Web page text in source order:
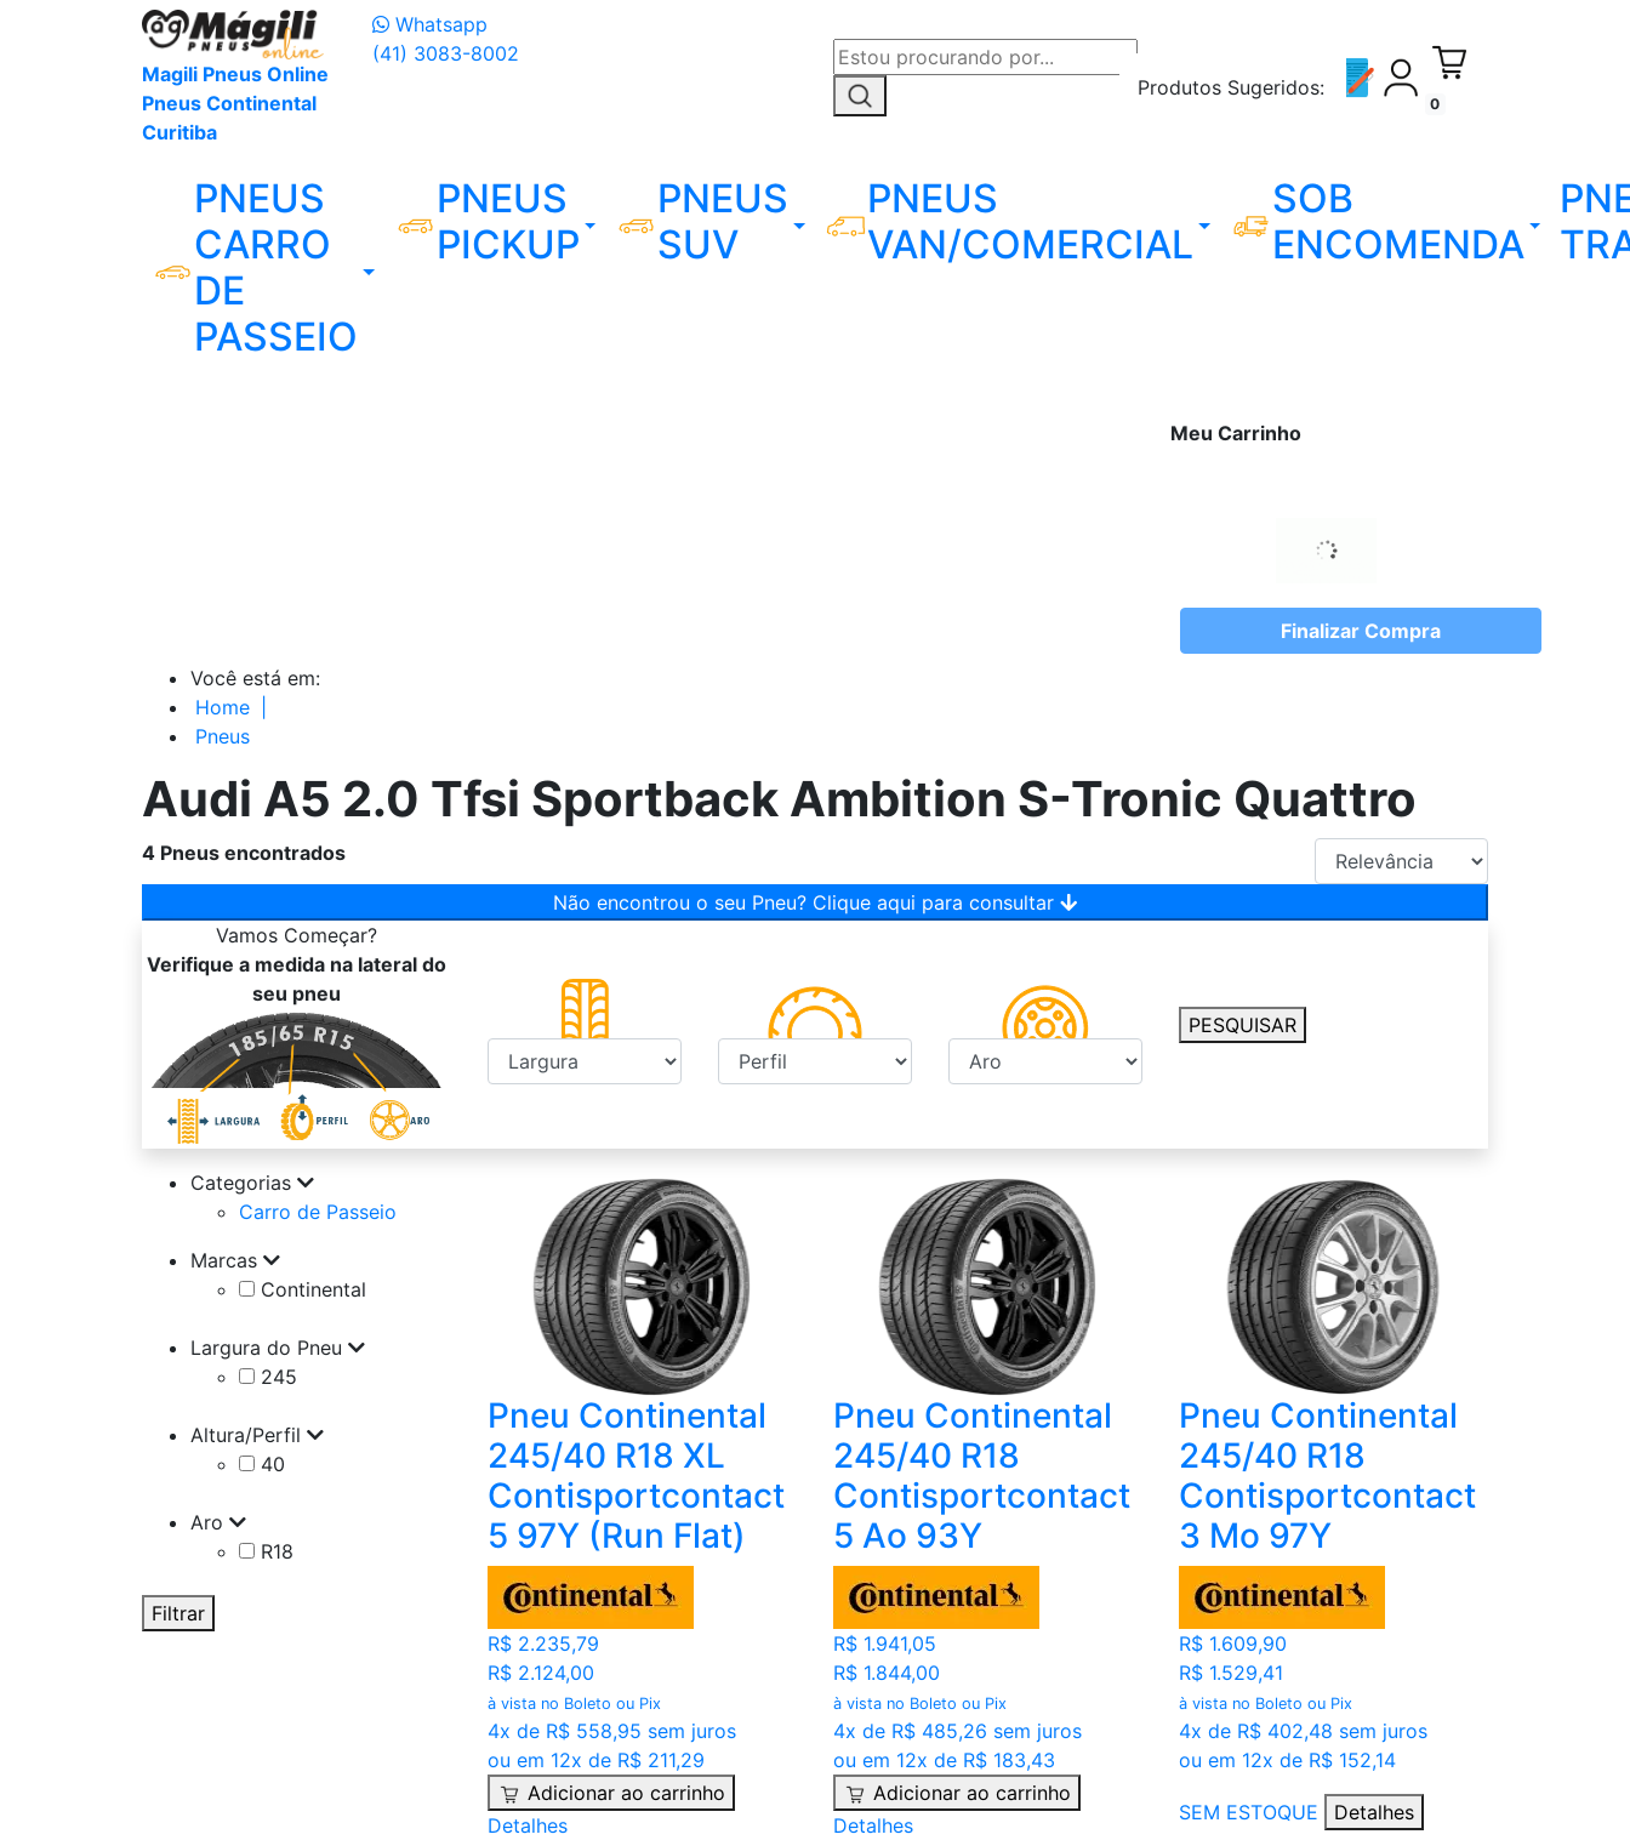
Magili Pneus Online
Pneus Continental
Curitiba
Whatsapp
(41) 3083-8002
Produtos Sugeridos:
0
PNEUS
CARRO
DE
PASSEIO
PNEUS
PICKUP
PNEUS
SUV
PNEUS
VAN/COMERCIAL
SOB
ENCOMENDA
Meu Carrinho
Finalizar Compra
Você está em:
Home
Pneus
Audi A5 2.0 Tfsi Sportback Ambition S-Tronic Quattro
4 Pneus encontrados
Não encontrou o seu Pneu? Clique aqui para consultar
Vamos Começar?
Verifique a medida na lateral do
seu pneu
PESQUISAR
Categorias
Carro de Passeio
Marcas
Continental
Largura do Pneu
245
Altura/Perfil
40
Aro
R18
Filtrar
Pneu Continental
245/40 R18 XL
Contisportcontact
5 97Y (Run Flat)
R$ 2.235,79
R$ 2.124,00
à vista no Boleto ou Pix
4x de R$ 558,95 sem juros
ou em 12x de R$ 211,29
Adicionar ao carrinho
Detalhes
Pneu Continental
245/40 R18
Contisportcontact
5 Ao 93Y
R$ 1.941,05
R$ 1.844,00
à vista no Boleto ou Pix
4x de R$ 485,26 sem juros
ou em 12x de R$ 183,43
Adicionar ao carrinho
Detalhes
Pneu Continental
245/40 R18
Contisportcontact
3 Mo 97Y
R$ 1.609,90
R$ 1.529,41
à vista no Boleto ou Pix
4x de R$ 402,48 sem juros
ou em 12x de R$ 152,14
SEM ESTOQUE Detalhes